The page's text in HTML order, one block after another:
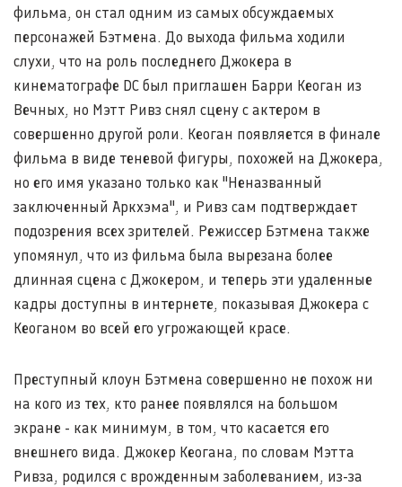
фильма, он стал одним из самых обсуждаемых
персонажей Бэтмена. До выхода фильма ходили
слухи, что на роль последнего Джокера в
кинематографе DC был приглашен Барри Кеоган из
Вечных, но Мэтт Ривз снял сцену с актером в
совершенно другой роли. Кеоган появляется в финале
фильма в виде теневой фигуры, похожей на Джокера,
но его имя указано только как "Неназванный
заключенный Аркхэма", и Ривз сам подтверждает
подозрения всех зрителей. Режиссер Бэтмена также
упомянул, что из фильма была вырезана более
длинная сцена с Джокером, и теперь эти удаленные
кадры доступны в интернете, показывая Джокера с
Кеоганом во всей его угрожающей красе.
Преступный клоун Бэтмена совершенно не похож ни
на кого из тех, кто ранее появлялся на большом
экране - как минимум, в том, что касается его
внешнего вида. Джокер Кеогана, по словам Мэтта
Ривза, родился с врожденным заболеванием, из-за